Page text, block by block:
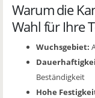
Warum die
Wahl für Ihre
Wuchsgebiet:
Beständigkeit
Hohe